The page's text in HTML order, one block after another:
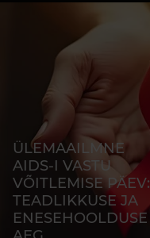
ÜLEMAAILMNE
AIDS-I VASTU
VÕITLEMISE PÄEV:
TEADLIKKUSE JA
ENESEHOOLDUSE